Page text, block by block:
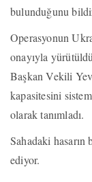
bulunduğunu
Operasyonun
onayıyla
Başkan Vekili
kapasitesini
olarak tanımladı.
Sahadaki
ediyor.